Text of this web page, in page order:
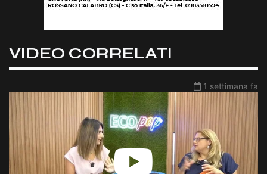
VIDEO CORRELATI
1 settimana fa